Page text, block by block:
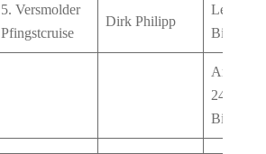
5. Versmolder
Pfingstcruise
Dirk Philipp
Bielefeld
Am
24,
Bielefeld